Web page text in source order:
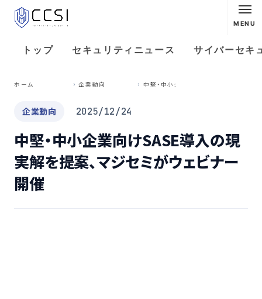
MENU
トップ セキュリティニュース サイバーセキ
ホーム 企業動向
企業動向 2025/12/24
中堅・中小企業向けSASE導入の現
実解を提案、マジセミがウェビナー
開催